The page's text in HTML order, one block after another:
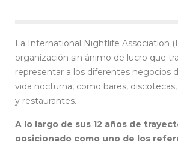
La International Nightlife Association
organización sin ánimo de lucro que
representar a los diferentes negocios
vida nocturna, como bares,
y restaurantes.
A lo largo de sus 12 años de
posicionado como uno de los